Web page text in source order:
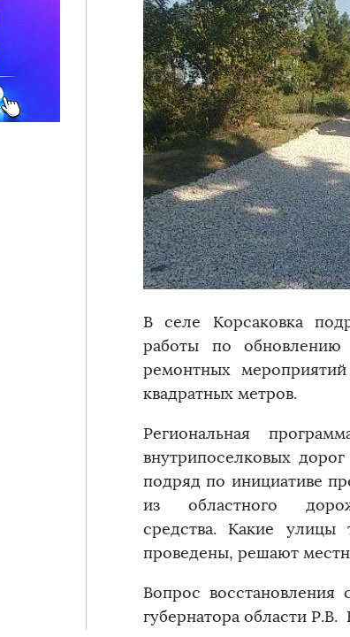
В селе Корсаковка
работы по
ремонтных
квадратных метров.
Региональная
внутрипоселковых
подряд по инициативе
из областного
средства. Какие
проведены, решают
Вопрос восстановления
губернатора области Р.В.